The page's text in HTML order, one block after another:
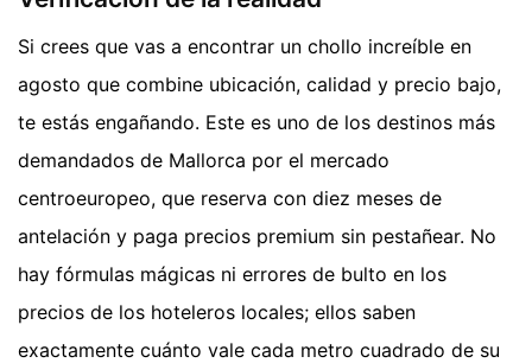
Si crees que vas a encontrar un chollo increíble en
agosto que combine ubicación, calidad y precio bajo,
te estás engañando. Este es uno de los destinos más
demandados de Mallorca por el mercado
centroeuropeo, que reserva con diez meses de
antelación y paga precios premium sin pestañear. No
hay fórmulas mágicas ni errores de bulto en los
precios de los hoteleros locales; ellos saben
exactamente cuánto vale cada metro cuadrado de su